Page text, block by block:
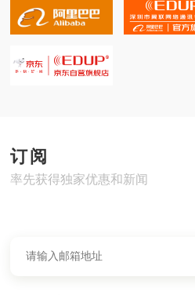
订阅
率先获得独家优惠和新闻